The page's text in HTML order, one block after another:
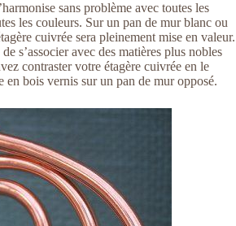
sans problème avec toutes les
les couleurs. Sur un pan de mur blanc ou
cuivrée sera pleinement mise en valeur.
s’associer avec des matières plus nobles
contraster votre étagère cuivrée en le
en bois vernis sur un pan de mur opposé.